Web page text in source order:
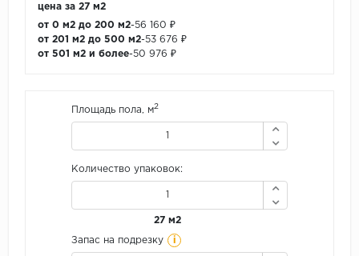
цена за 27 м2
от 0 м2 до 200 м2-56 160 ₽
от 201 м2 до 500 м2-53 676 ₽
от 501 м2 и более-50 976 ₽
Площадь пола, м2
Количество упаковок:
27 м2
Запас на подрезку i